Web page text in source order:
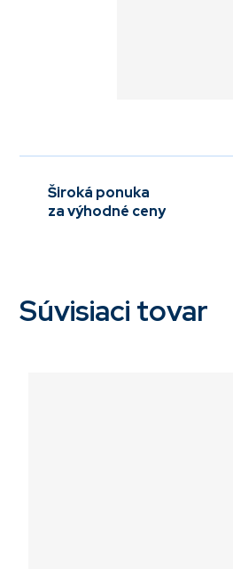
Široká ponuka
za výhodné ceny
Súvisiaci tovar